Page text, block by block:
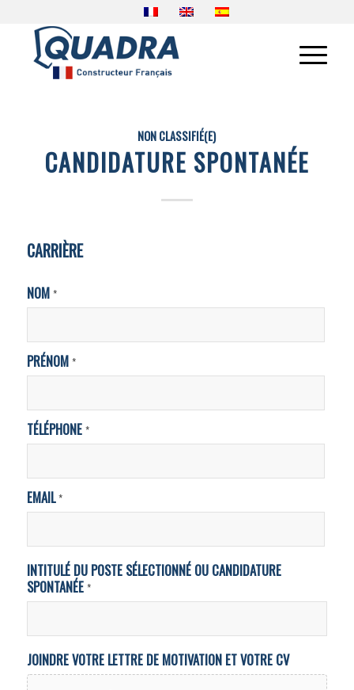
NON CLASSIFIÉ(E)
CANDIDATURE SPONTANÉE
CARRIÈRE
NOM *
PRÉNOM *
TÉLÉPHONE *
EMAIL *
INTITULÉ DU POSTE SÉLECTIONNÉ OU CANDIDATURE
SPONTANÉE *
JOINDRE VOTRE LETTRE DE MOTIVATION ET VOTRE CV